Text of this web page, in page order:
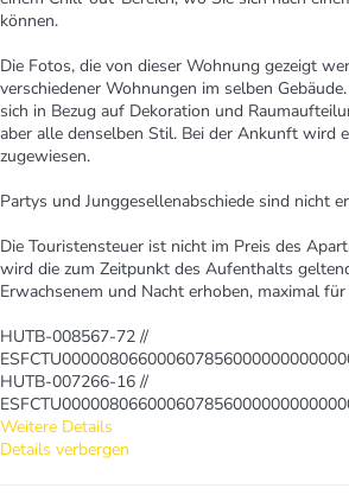
können.
Die Fotos, die von dieser Wohnung gezeigt
verschiedener Wohnungen im selben
sich in Bezug auf Dekoration und
aber alle denselben Stil. Bei der Ankunft wird
zugewiesen.
Partys und Junggesellenabschiede sind nicht
Die Touristensteuer ist nicht im Preis des
wird die zum Zeitpunkt des Aufenthalts
Erwachsenem und Nacht erhoben, maximal
HUTB-008567-72 //
HUTB-007266-16 //
Weitere Details
Details verbergen